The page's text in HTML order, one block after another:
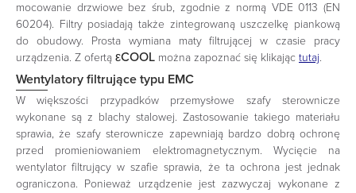
mocowanie drzwiowe bez śrub, zgodnie z normą VDE 0113 (EN
60204). Filtry posiadają także zintegrowaną uszczelkę piankową
do obudowy. Prosta wymiana maty filtrującej w czasie pracy
urządzenia. Z ofertą εCOOL można zapoznać się klikając tutaj.
Wentylatory filtrujące typu EMC
W większości przypadków przemysłowe szafy sterownicze
wykonane są z blachy stalowej. Zastosowanie takiego materiału
sprawia, że szafy sterownicze zapewniają bardzo dobrą ochronę
przed promieniowaniem elektromagnetycznym. Wycięcie na
wentylator filtrujący w szafie sprawia, że ta ochrona jest jednak
ograniczona. Ponieważ urządzenie jest zazwyczaj wykonane z